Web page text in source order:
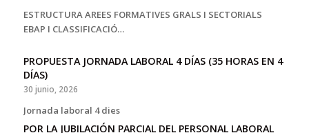
ESTRUCTURA AREES FORMATIVES GRALS I SECTORIALS
EBAP I CLASSIFICACIÓ…
PROPUESTA JORNADA LABORAL 4 DÍAS (35 HORAS EN 4
DÍAS)
30 junio, 2026
Jornada laboral 4 dies
POR LA JUBILACIÓN PARCIAL DEL PERSONAL LABORAL